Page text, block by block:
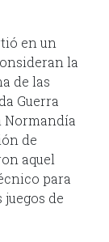
en un
la
de las
Guerra
Normandía
de
aquel
para
de